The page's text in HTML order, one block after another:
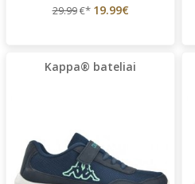
29.99€* 19.99€
Kappa® bateliai